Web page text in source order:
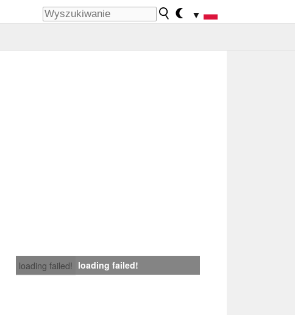
▼
loading failed! loading failed!